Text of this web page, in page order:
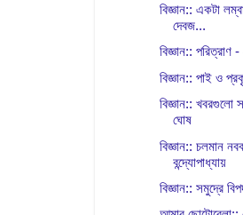
বিজ্ঞান:: একটা
দেবজ...
বিজ্ঞান:: পরিত্রাণ
বিজ্ঞান:: পাই ও
বিজ্ঞান:: খবরগুলো
ঘোষ
বিজ্ঞান:: চলমান
বন্দ্যোপাধ্যায়
বিজ্ঞান:: সমুদ্রে